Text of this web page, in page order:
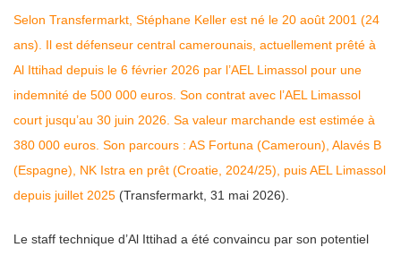
Selon Transfermarkt, Stéphane Keller est né le 20 août 2001 (24
ans). Il est défenseur central camerounais, actuellement prêté à
Al Ittihad depuis le 6 février 2026 par l’AEL Limassol pour une
indemnité de 500 000 euros. Son contrat avec l’AEL Limassol
court jusqu’au 30 juin 2026. Sa valeur marchande est estimée à
380 000 euros. Son parcours : AS Fortuna (Cameroun), Alavés B
(Espagne), NK Istra en prêt (Croatie, 2024/25), puis AEL Limassol
depuis juillet 2025 (Transfermarkt, 31 mai 2026).
Le staff technique d’Al Ittihad a été convaincu par son potentiel